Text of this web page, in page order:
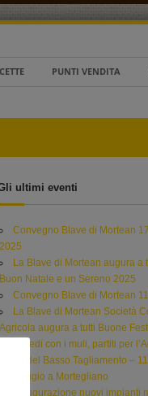
PUNTI VENDITA
ultimi eventi
Convegno Blave di Mortean
2025
La Blave di Mortean augura a
Buon Natale e un Sereno 2025
Convegno Blave di Mortean
La Blave di Mortean Società
Agricola augura a tutti Buone
A piedi con i muli, partiti per
Alpini del Basso Tagliamento –
passaggio a Mortegliano
Inaugurazione nuovi impianti